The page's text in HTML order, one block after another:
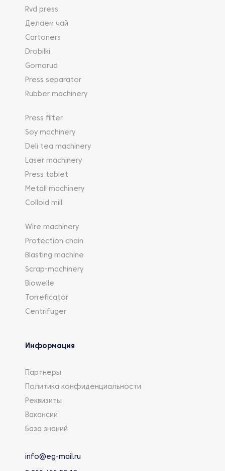
Rvd press
Делаем чай
Cartoners
Drobilki
Gornorud
Press separator
Rubber machinery
Press filter
Soy machinery
Deli tea machinery
Laser machinery
Press tablet
Metall machinery
Colloid mill
Wire machinery
Protection chain
Blasting machine
Scrap-machinery
Biowelle
Torreficator
Centrifuger
Информация
Партнеры
Политика конфиденциальности
Реквизиты
Вакансии
База знаний
info@eg-mail.ru